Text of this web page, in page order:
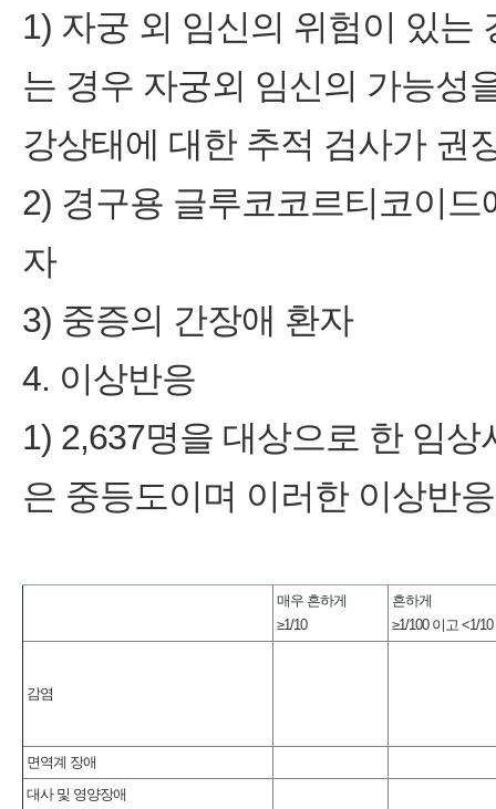
1) 자궁 외 임신의 위험이 있는
는 경우 자궁외 임신의 가능성
강상태에 대한 추적 검사가 권
2) 경구용 글루코코르티코이
자
3) 중증의 간장애 환자
4. 이상반응
1) 2,637명을 대상으로 한 임
은 중등도이며 이러한 이상반
매우 흔하게
≥1/10
흔하게
≥1/100 이고 <1/10
감염
면역계 장애
대사 및 영양장애